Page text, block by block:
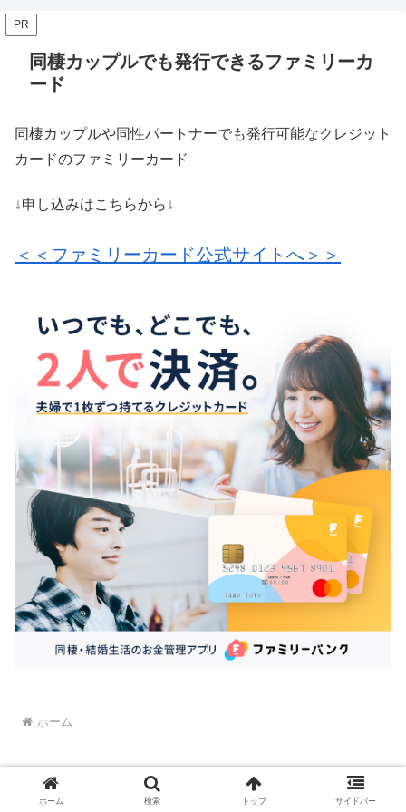
PR
同棲カップルでも発行できるファミリーカ
ード
同棲カップルや同性パートナーでも発行可能なクレジット
カードのファミリーカード
↓申し込みはこちらから↓
＜＜ファミリーカード公式サイトへ＞＞
ホーム
ホーム 検索 トップ サイドバー